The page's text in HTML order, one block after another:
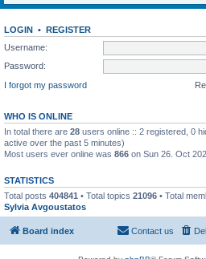
LOGIN • REGISTER
Username:
Password:
I forgot my password
WHO IS ONLINE
In total there are 28 users online :: 2 registered, 0
active over the past 5 minutes)
Most users ever online was 866 on Sun 26. Oct
STATISTICS
Total posts 404841 • Total topics 21096 • Total
Sylvia Avgoustatos
Board index Contact us